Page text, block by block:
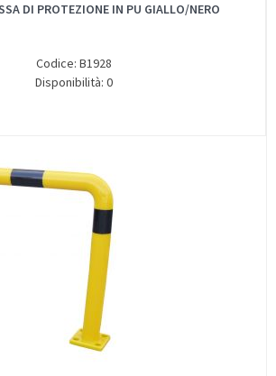
DI PROTEZIONE IN PU GIALLO/NERO
Codice: B1928
Disponibilità: 0